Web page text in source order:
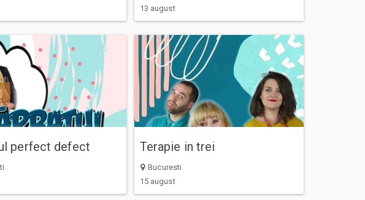
13 august
perfect defect Terapie in trei
Bucuresti
15 august